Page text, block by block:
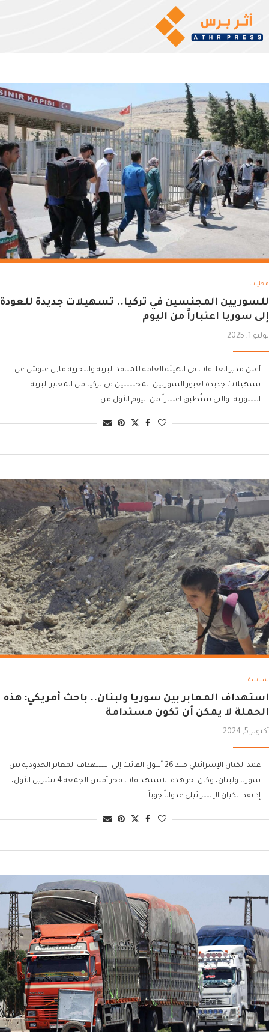
محليات
للسوريين المجنسين في تركيا.. تسهيلات جديدة للعودة
إلى سوريا اعتباراً من اليوم
يوليو 1, 2025
أعلن مدير العلاقات في الهيئة العامة للمنافذ البرية والبحرية مازن علوش عن
تسهيلات جديدة لعبور السوريين المجنسين في تركيا من المعابر البرية
السورية، والتي ستُطبق اعتباراً من اليوم الأول من …
سياسة
استهداف المعابر بين سوريا ولبنان.. باحث أمريكي: هذه
الحملة لا يمكن أن تكون مستدامة
أكتوبر 5, 2024
عمد الكيان الإسرائيلي منذ 26 أيلول الفائت إلى استهداف المعابر الحدودية بين
سوريا ولبنان، وكان آخر هذه الاستهدافات فجر أمس الجمعة 4 تشرين الأول،
إذ نفذ الكيان الإسرائيلي عدواناً جوياً …